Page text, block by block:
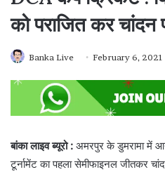
को पराजित कर
Banka Live February 6, 2021
बांका लाइव ब्यूरो : अमरपुर के डुमरामा में
टूर्नामेंट का पहला सेमीफाइनल जीतकर